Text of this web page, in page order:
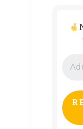
e-
*